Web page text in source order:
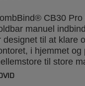
CB30 Pro
manuel
designet til at klare
i hjemmet og
til store
vælger muliggør